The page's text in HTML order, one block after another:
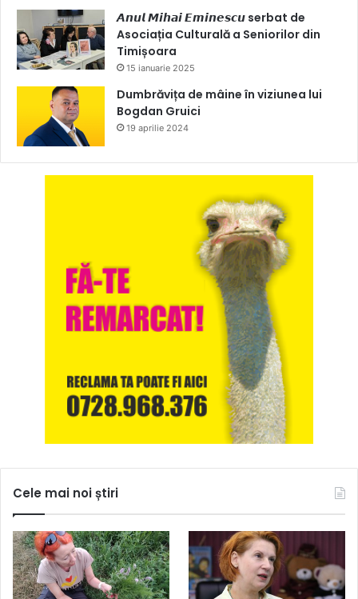
𝘼𝙣𝙪𝙡 𝙈𝙞𝙝𝙖𝙞 𝙀𝙢𝙞𝙣𝙚𝙨𝙘𝙪 serbat de
Asociația Culturală a Seniorilor din
Timișoara
15 ianuarie 2025
Dumbrăvița de mâine în viziunea lui
Bogdan Gruici
19 aprilie 2024
Cele mai noi știri